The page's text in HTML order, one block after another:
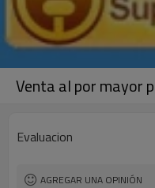
Venta al por mayor
Evaluacion
AGREGAR UNA OPINIÓN